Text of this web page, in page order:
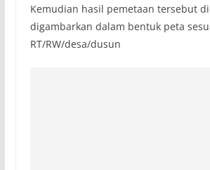
Kemudian hasil pemetaan tersebut
digambarkan dalam bentuk peta
RT/RW/desa/dusun